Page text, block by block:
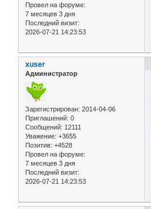
Провел на форуме:
7 месяцев 3 дня
Последний визит:
2026-07-21 14:23:53
xuser
Администратор
Зарегистрирован: 2014-04-06
Приглашений: 0
Сообщений: 12111
Уважение: +3655
Позитив: +4528
Провел на форуме:
7 месяцев 3 дня
Последний визит:
2026-07-21 14:23:53